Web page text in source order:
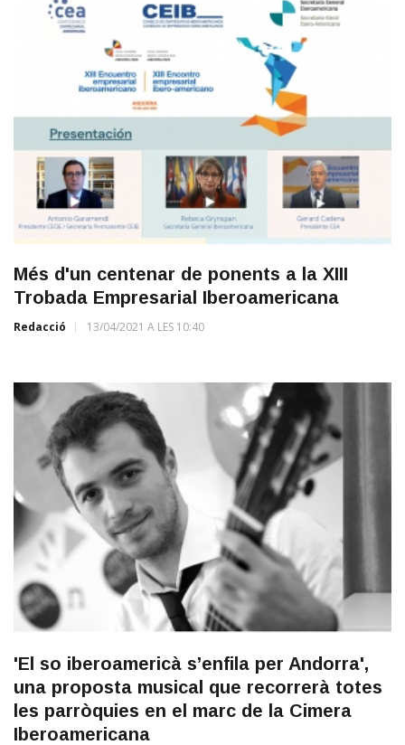
Més d'un centenar de ponents a la XIII
Trobada Empresarial Iberoamericana
Redacció 13/04/2021 A LES 10:40
'El so iberoamericà s’enfila per Andorra',
una proposta musical que recorrerà totes
les parròquies en el marc de la Cimera
Iberoamericana